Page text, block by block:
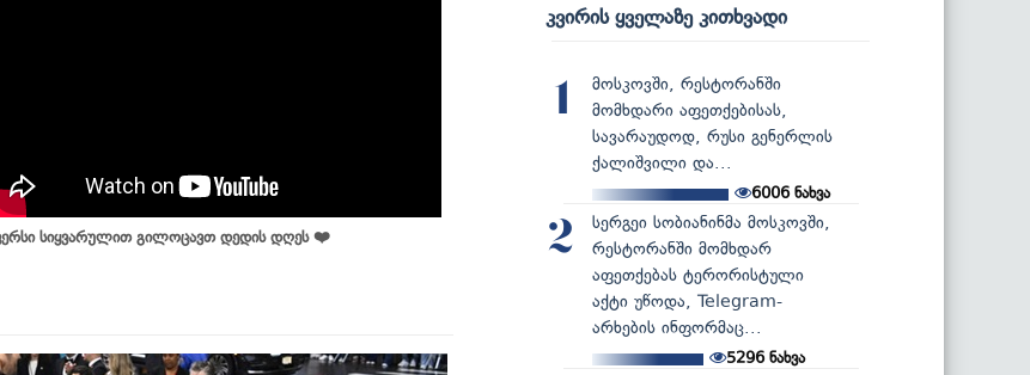
სიყვარულით გილოცავთ დედის დღეს ❤️
კვირის ყველაზე კითხვადი
1
მოსკოვში, რესტორანში
მომხდარი აფეთქებისას,
სავარაუდოდ, რუსი გენერლის
ქალიშვილი და...
6006ნახვა
2
სერგეი სობიანინმა მოსკოვში,
რესტორანში მომხდარ
აფეთქებას ტერორისტული
აქტი უწოდა, Telegram-
არხების ინფორმაც...
5296ნახვა